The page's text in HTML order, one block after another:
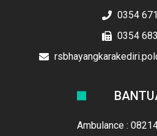
0354
0354
Ambulance :